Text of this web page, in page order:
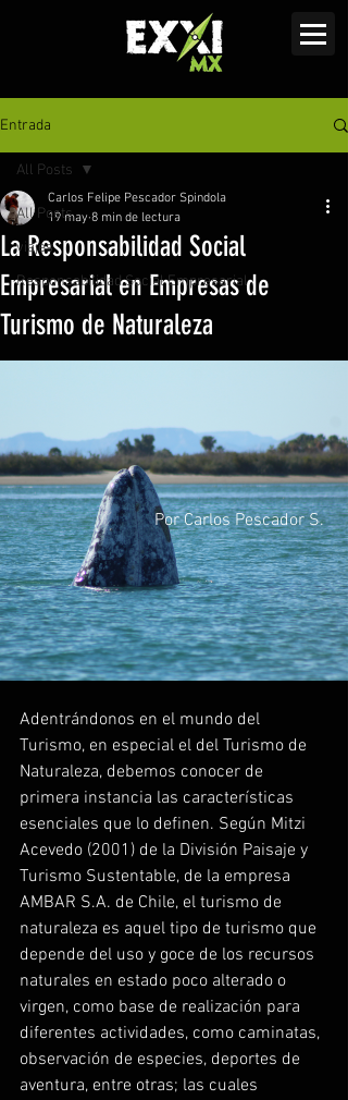
Entrada
All Posts
viajes
Responsabilidad Social Empresarial
All Posts
La Responsabilidad Social
Empresarial en Empresas de
Turismo de Naturaleza
Carlos Felipe Pescador Spindola
19 may 8 min de lectura
Por Carlos Pescador S.
Adentrándonos en el mundo del
Turismo, en especial el del Turismo de
Naturaleza, debemos conocer de
primera instancia las características
esenciales que lo definen. Según Mitzi
Acevedo (2001) de la División Paisaje y
Turismo Sustentable, de la empresa
AMBAR S.A. de Chile, el turismo de
naturaleza es aquel tipo de turismo que
depende del uso y goce de los recursos
naturales en estado poco alterado o
virgen, como base de realización para
diferentes actividades, como caminatas,
observación de especies, deportes de
aventura, entre otras; las cuales